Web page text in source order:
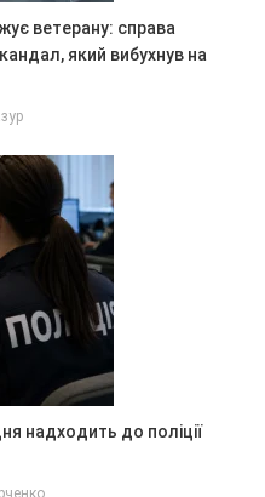
ветерану: справа
який вибухнув на
надходить до поліції